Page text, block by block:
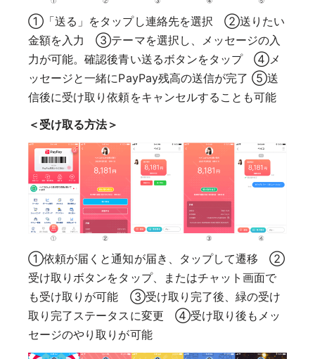
①「送る」をタップし連絡先を選択 ②送りたい
金額を入力 ③テーマを選択し、メッセージの入
力が可能。確認後青い送るボタンをタップ ④メ
ッセージと一緒にPayPay残高の送信が完了 ⑤送
信後に受け取り依頼をキャンセルすることも可能
＜受け取る方法＞
①依頼が届くと通知が届き、タップして遷移 ②
受け取りボタンをタップ、またはチャット画面で
も受け取りが可能 ③受け取り完了後、緑の受け
取り完了ステータスに変更 ④受け取り後もメッ
セージのやり取りが可能